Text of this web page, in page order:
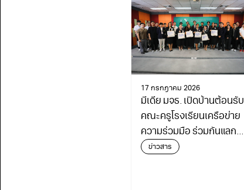
17 กรกฎาคม 2026
มีเดีย มจธ. เปิดบ้านต้อนรับ
คณะครูโรงเรียนเครือข่าย
ความร่วมมือ ร่วมกันแลก
เปลี่ยนเรียนรู้เดินหน้า
ข่าวสาร